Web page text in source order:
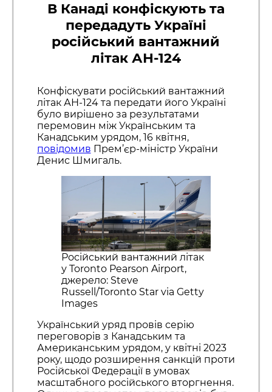
В Канаді конфіскують та
передадуть Україні
російський вантажний
літак АН-124
Конфіскувати російський вантажний
літак АН-124 та передати його Україні
було вирішено за результатами
перемовин між Українським та
Канадським урядом, 16 квітня,
повідомив Прем’єр-міністр України
Денис Шмигаль.
Російський вантажний літак
у Toronto Pearson Airport,
джерело: Steve
Russell/Toronto Star via Getty
Images
Український уряд провів серію
переговорів з Канадським та
Американським урядом, у квітні 2023
року, щодо розширення санкцій проти
Російської Федерації в умовах
масштабного російського вторгнення.